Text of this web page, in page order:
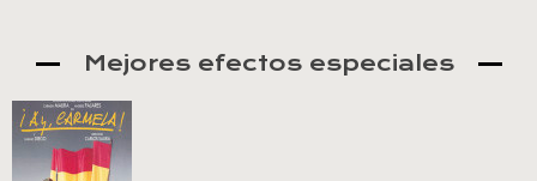
Mejores efectos especiales